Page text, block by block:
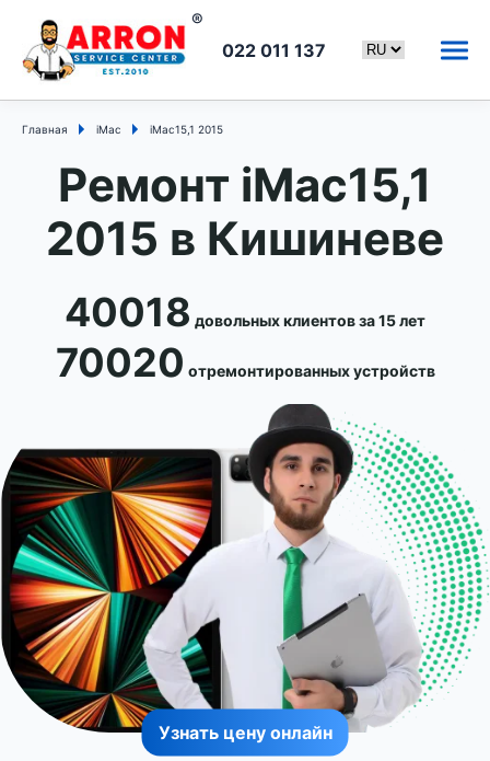
022 011 137
Главная iMac iMac15,1 2015
Ремонт iMac15,1
2015 в Кишиневе
40018 довольных клиентов за 15 лет
70020 отремонтированных устройств
Узнать цену онлайн